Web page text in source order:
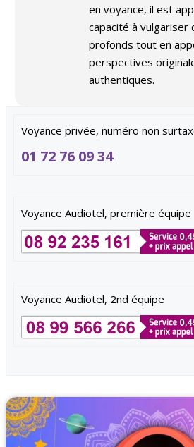
Voyance privée, numéro non
01 72 76 09 34
Voyance Audiotel, première équipe
Voyance Audiotel, 2nd équipe
en voyance, il est
capacité à vulgariser
profonds tout en
perspectives
authentiques.